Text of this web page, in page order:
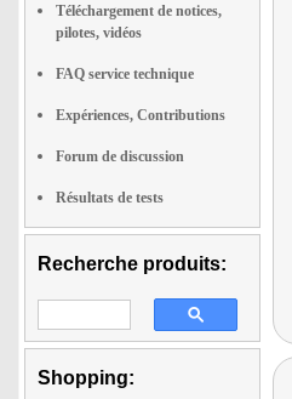
Téléchargement de notices,
pilotes, vidéos
FAQ service technique
Expériences, Contributions
Forum de discussion
Résultats de tests
Recherche produits:
Shopping: